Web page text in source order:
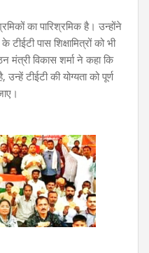
का पारिश्रमिक है। उन्होंने
पास शिक्षामित्रों को भी
विकास शर्मा ने कहा कि
उन्हें टीईटी की योग्यता को पूर्ण